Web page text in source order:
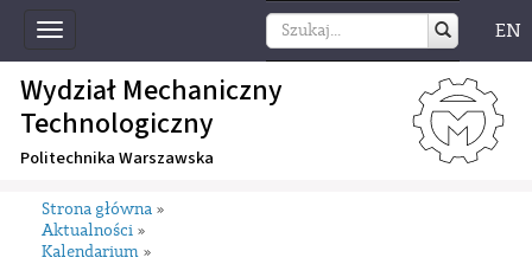
Toggle
navigation
EN
Wydział Mechaniczny
Technologiczny
Politechnika Warszawska
Strona główna »
Aktualności »
Kalendarium »